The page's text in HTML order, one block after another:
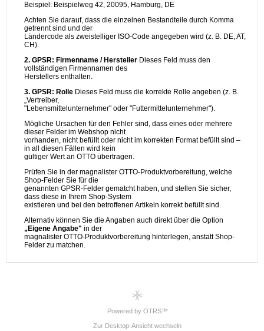
Powered by OTRS™
Zur Desktop-Ansicht wechseln